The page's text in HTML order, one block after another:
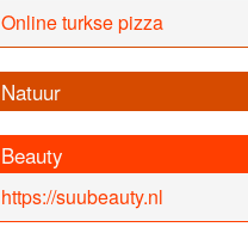
Online turkse pizza
Natuur
Beauty
https://suubeauty.nl